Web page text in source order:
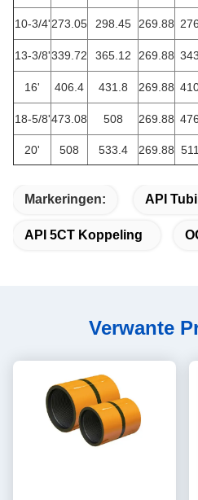
10-3/4'273.05 298.45 269.88
13-3/8'339.72 365.12 269.88
16' 406.4 431.8 269.88
18-5/8'473.08 508 269.88
20' 508 533.4 269.88
Markeringen: API
API 5CT Koppeling
Verwante